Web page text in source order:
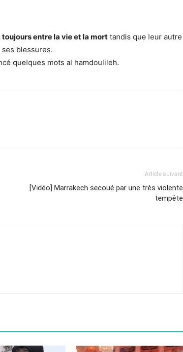
toujours entre la vie et la mort tandis que leur autre
blessures.
quelques mots al hamdoulileh.
Article suivant
[Vidéo] Marrakech secoué par une très violente
tempête